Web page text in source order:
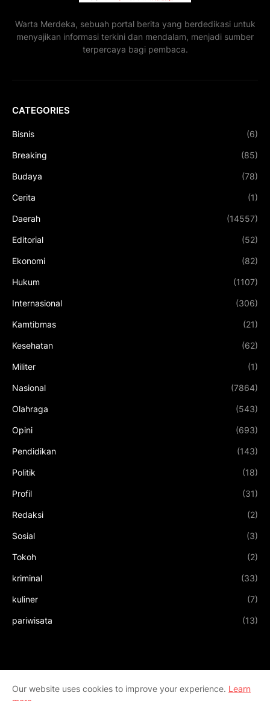
Warta Merdeka, sebuah portal berita yang berdedikasi untuk
menyajikan informasi terkini dan mendalam, menjadi sumber
terpercaya bagi pembaca.
CATEGORIES
Bisnis (6)
Breaking (85)
Budaya (78)
Cerita (1)
Daerah (14557)
Editorial (52)
Ekonomi (82)
Hukum (1107)
Internasional (306)
Kamtibmas (21)
Kesehatan (62)
Militer (1)
Nasional (7864)
Olahraga (543)
Opini (693)
Pendidikan (143)
Politik (18)
Profil (31)
Redaksi (2)
Sosial (3)
Tokoh (2)
kriminal (33)
kuliner (7)
pariwisata (13)
Our website uses cookies to improve your experience. Learn